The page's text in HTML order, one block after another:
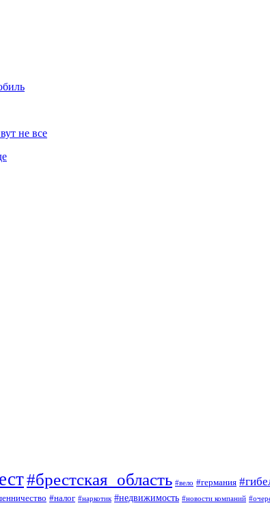
не все
#брестская_область #вело #германия
#налог #наркотик #недвижимость #новости компаний